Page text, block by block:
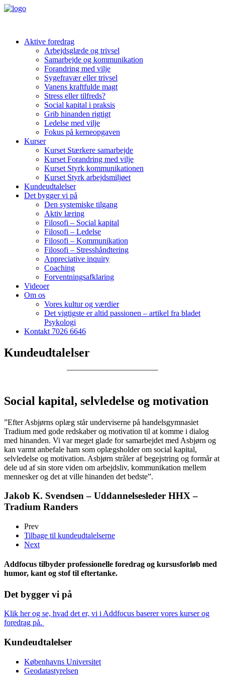
Aktive foredrag
Arbejdsglæde og trivsel
Samarbejde og kommunikation
Forandring med vilje
Sygefravær eller trivsel
Vanens kraftfulde magt
Stress eller tilfreds?
Social kapital i praksis
Grib hinanden rigtigt
Ledelse med vilje
Fokus på kerneopgaven
Kurser
Kurset Stærkere samarbejde
Kurset Forandring med vilje
Kurset Styrk kommunikationen
Kurset Styrk arbejdsmiljøet
Kundeudtalelser
Det bygger vi på
Den systemiske tilgang
Aktiv læring
Filosofi – Social kapital
Filosofi – Ledelse
Filosofi – Kommunikation
Filosofi – Stresshåndtering
Appreciative inquiry
Coaching
Forventningsafklaring
Videoer
Om os
Vores kultur og værdier
Det vigtigste er altid passionen – artikel fra bladet
Psykologi
Kontakt 7026 6646
Kundeudtalelser
Social kapital, selvledelse og motivation
”Efter Asbjørns oplæg står underviserne på handelsgymnasiet
Tradium med gode redskaber og motivation til at komme i dialog
med hinanden. Vi var meget glade for samarbejdet med Asbjørn og
kan varmt anbefale ham som oplægsholder om social kapital,
selvledelse og motivation. Asbjørn stråler af begejstring og formår at
dele ud af sin store viden om arbejdsliv, kommunikation mellem
mennesker og det at ville hinanden det bedste”.
Jakob K. Svendsen – Uddannelsesleder HHX –
Tradium Randers
Prev
Tilbage til kundeudtalelserne
Next
Addfocus tilbyder professionelle foredrag og kursusforløb med
humor, kant og stof til eftertanke.
Det bygger vi på
Klik her og se, hvad det er, vi i Addfocus baserer vores kurser og
foredrag på.
Kundeudtalelser
Københavns Universitet
Geodatastyrelsen